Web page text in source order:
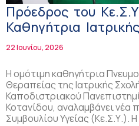
Πρόεδρος του
Καθηγήτρια
Αναστασία Κοτανίδου
22 Ιουνίου, 2026
Η ομότιμη καθηγήτρια
Θεραπείας της Ιατρικής
Καποδιστριακού
Κοτανίδου, αναλαμβάνει νέα
Συμβουλίου Υγείας (Κε.Σ.Υ.).